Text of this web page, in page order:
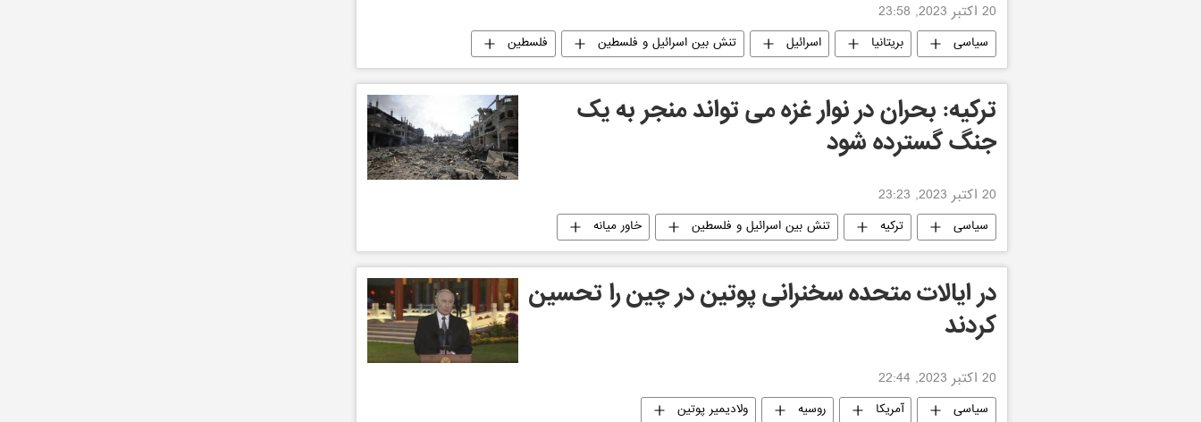
20 اکتبر 2023, 23:58
سیاسی بریتانیا اسرائیل تنش بین اسرائیل و فلسطین
فلسطین
جهان
ترکیه: بحران در نوار غزه می تواند منجر به یک
جنگ گسترده شود
20 اکتبر 2023, 23:23
سیاسی ترکیه تنش بین اسرائیل و فلسطین خاور میانه
در ایالات متحده سخنرانی پوتین در چین را تحسین
کردند
20 اکتبر 2023, 22:44
سیاسی آمریکا روسیه ولادیمیر پوتین